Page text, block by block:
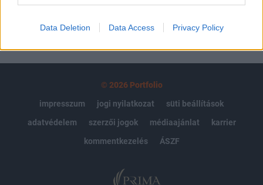
Data Deletion Data Access Privacy Policy
© 2026 Portfolio
impresszum
jogi nyilatkozat
süti beállítások
adatvédelem
szerzői jogok médiaajánlat
karrier
kommentkezelés
ÁSZF